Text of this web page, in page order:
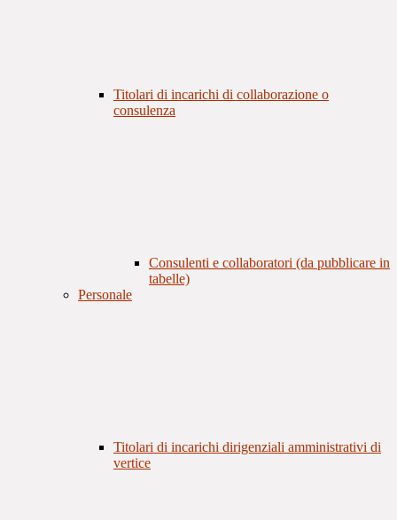
Titolari di incarichi di collaborazione o
consulenza
Consulenti e collaboratori (da pubblicare in
tabelle)
Personale
Titolari di incarichi dirigenziali amministrativi di
vertice